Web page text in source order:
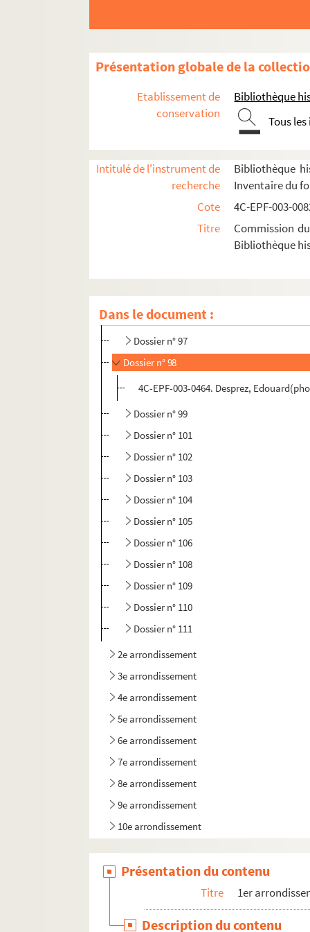
Présentation globale de la
Etablissement de
conservation
Bibliothèque
Tous
Intitulé de l'instrument de
recherche
Bibliothèque
Inventaire du
Cote
4C-EPF-003-
Titre
Commission
Bibliothèque
Dans le document :
Dossier n° 76
Dossier n° 77
Dossier n° 78 bis
Dossier n° 79
Dossier n° 81
Dossier n° 94
Dossier n° 95
Dossier n° 96
Dossier n° 97
Dossier n° 98
4C-EPF-003-0464. Desprez,
Dossier n° 99
Dossier n° 101
Dossier n° 102
Dossier n° 103
Dossier n° 104
Dossier n° 105
Dossier n° 106
Dossier n° 108
Dossier n° 109
Dossier n° 110
Dossier n° 111
2e arrondissement
3e arrondissement
4e arrondissement
5e arrondissement
6e arrondissement
7e arrondissement
8e arrondissement
9e arrondissement
10e arrondissement
12e arrondissement
13e arrondissement
14e arrondissement
Présentation du contenu
Titre 1er
Description du contenu